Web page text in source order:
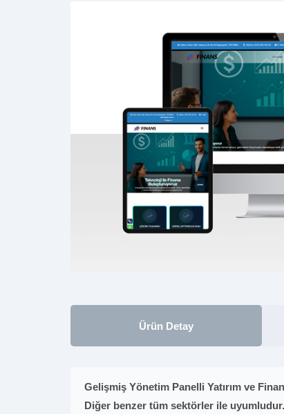
Ürün Detay
Gelişmiş Yönetim Panelli Yatırım ve
Diğer benzer tüm sektörler ile uyumludur.